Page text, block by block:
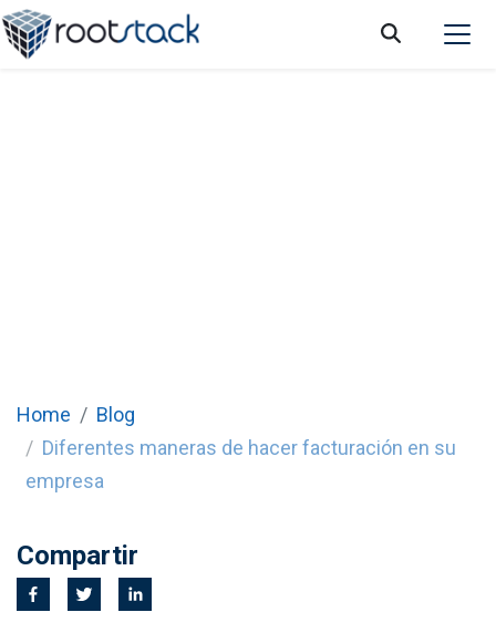
Home
Blog
Diferentes maneras de hacer facturación en su
empresa
Compartir